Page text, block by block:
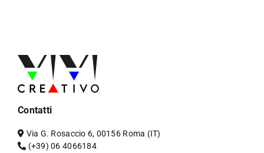
Contatti
Via G. Rosaccio 6, 00156 Roma (IT)
(+39) 06 4066184